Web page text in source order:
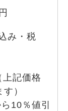
み・税
記価格
）
10％値引